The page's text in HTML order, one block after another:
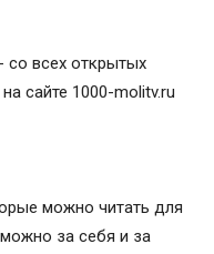
со всех открытых
сайте 1000-molitv.ru
можно читать для
за себя и за